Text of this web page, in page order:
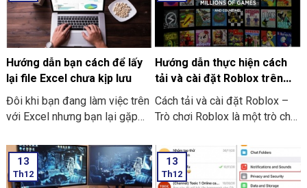
Hướng dẫn bạn cách để lấy
lại file Excel chưa kịp lưu
Đôi khi bạn đang làm việc trên
với Excel nhưng bạn lại gặp
bị mất điện bạn quên chưa kịp
lưu hay laptop tắt nguồn đột
ngột làm cho bạn chưa thể kịp
Hướng dẫn thực hiện cách
tải và cài đặt Roblox trên
máy tính thật đơn giản
Cách tải và cài đặt Roblox –
Trò chơi Roblox là một trò chơi
bước vào thế giới trò chơi ảo
và trải nghiệm không gian vô
cùng mới lạ trên máy tính của
13
Th12
13
Th12